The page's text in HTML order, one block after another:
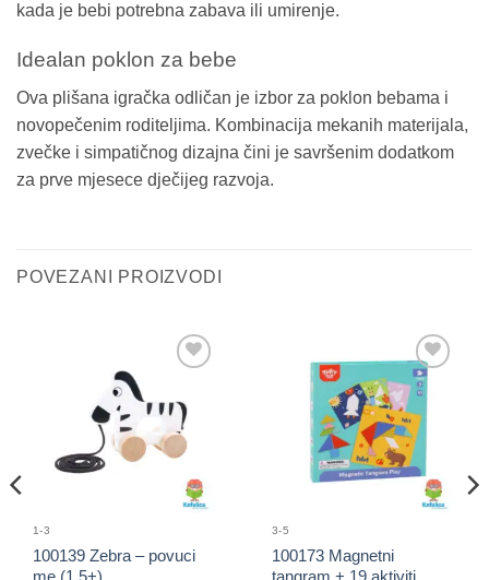
kada je bebi potrebna zabava ili umirenje.
Idealan poklon za bebe
Ova plišana igračka odličan je izbor za poklon bebama i
novopečenim roditeljima. Kombinacija mekanih materijala,
zvečke i simpatičnog dizajna čini je savršenim dodatkom
za prve mjesece dječijeg razvoja.
POVEZANI PROIZVODI
proizvod
1-3
100139 Zebra – povuci
me (1.5+)
Sačuvaj
proizvod
3-5
100173 Magnetni
tangram + 19 aktiviti